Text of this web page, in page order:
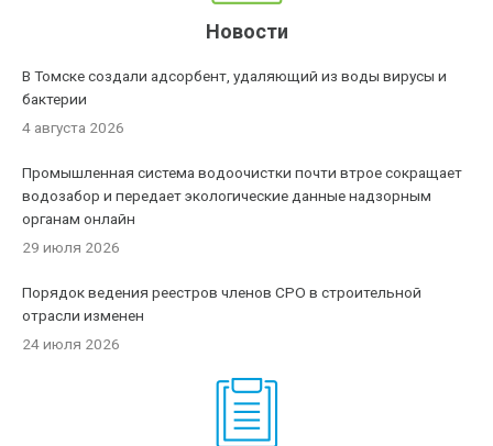
Новости
В Томске создали адсорбент, удаляющий из воды вирусы и
бактерии
4 августа 2026
Промышленная система водоочистки почти втрое сокращает
водозабор и передает экологические данные надзорным
органам онлайн
29 июля 2026
Порядок ведения реестров членов СРО в строительной
отрасли изменен
24 июля 2026